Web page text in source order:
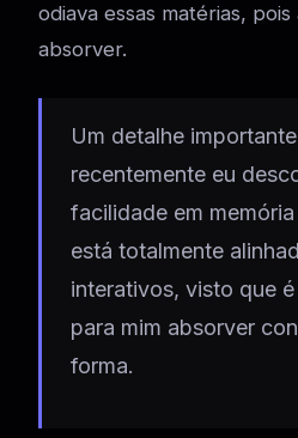
odiava essas matérias,
absorver.
Um detalhe
recentemente eu
facilidade em
está totalmente
interativos, visto que
para mim absorver
forma.